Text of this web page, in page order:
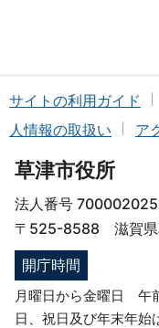
サイトの利用ガイド
人情報の取扱い
ア
草津市役所
法人番号
〒525-8588 滋賀県
開庁時間
月曜日から金曜日 午
日、祝日及び年末年始